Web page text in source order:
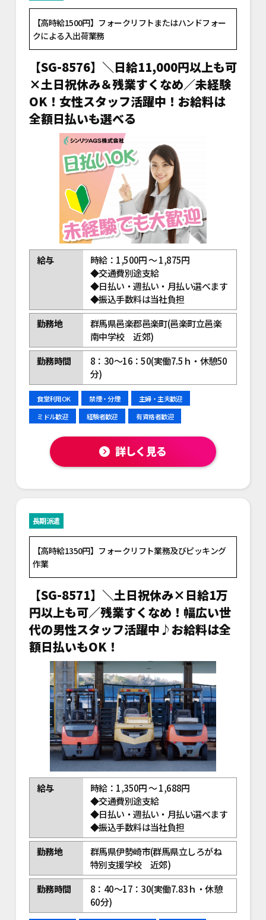
【高時給1500円】フォークリフトまたはハンドフォー
クによる入出荷業務
【SG-8576】＼日給11,000円以上も可
×土日祝休み＆残業すくなめ／未経験
OK！女性スタッフ活躍中！お給料は
全額日払いも選べる
給与
時給：1,500円 ～ 1,875円
◆交通費別途支給
◆日払い・週払い・月払い選べます
◆振込手数料は当社負担
勤務地
群馬県邑楽郡邑楽町(邑楽町立邑楽
南中学校 近郊)
勤務時間
8：30～16：50(実働7.5ｈ・休憩50
分)
食堂利用OK 禁煙・分煙
主婦・主夫歓迎
ミドル歓迎
経験者歓迎 有資格者歓迎
詳しく見る
長期派遣
【高時給1350円】フォークリフト業務及びピッキング
作業
【SG-8571】＼土日祝休み×日給1万
円以上も可／残業すくなめ！幅広い世
代の男性スタッフ活躍中♪お給料は全
額日払いもOK！
給与
時給：1,350円 ～ 1,688円
◆交通費別途支給
◆日払い・週払い・月払い選べます
◆振込手数料は当社負担
勤務地
群馬県伊勢崎市(群馬県立しろがね
特別支援学校 近郊)
勤務時間
8：40～17：30(実働7.83ｈ・休憩
60分)